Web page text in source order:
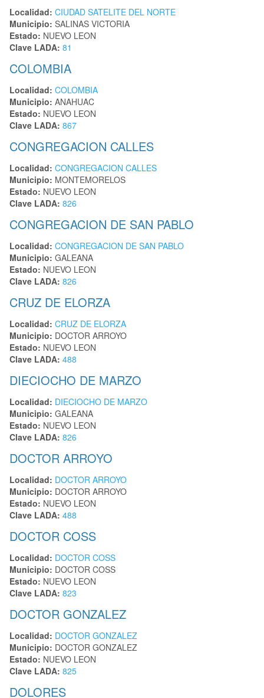
Localidad: CIUDAD SATELITE DEL NORTE
Municipio: SALINAS VICTORIA
Estado: NUEVO LEON
Clave LADA: 81
COLOMBIA
Localidad: COLOMBIA
Municipio: ANAHUAC
Estado: NUEVO LEON
Clave LADA: 867
CONGREGACION CALLES
Localidad: CONGREGACION CALLES
Municipio: MONTEMORELOS
Estado: NUEVO LEON
Clave LADA: 826
CONGREGACION DE SAN PABLO
Localidad: CONGREGACION DE SAN PABLO
Municipio: GALEANA
Estado: NUEVO LEON
Clave LADA: 826
CRUZ DE ELORZA
Localidad: CRUZ DE ELORZA
Municipio: DOCTOR ARROYO
Estado: NUEVO LEON
Clave LADA: 488
DIECIOCHO DE MARZO
Localidad: DIECIOCHO DE MARZO
Municipio: GALEANA
Estado: NUEVO LEON
Clave LADA: 826
DOCTOR ARROYO
Localidad: DOCTOR ARROYO
Municipio: DOCTOR ARROYO
Estado: NUEVO LEON
Clave LADA: 488
DOCTOR COSS
Localidad: DOCTOR COSS
Municipio: DOCTOR COSS
Estado: NUEVO LEON
Clave LADA: 823
DOCTOR GONZALEZ
Localidad: DOCTOR GONZALEZ
Municipio: DOCTOR GONZALEZ
Estado: NUEVO LEON
Clave LADA: 825
DOLORES